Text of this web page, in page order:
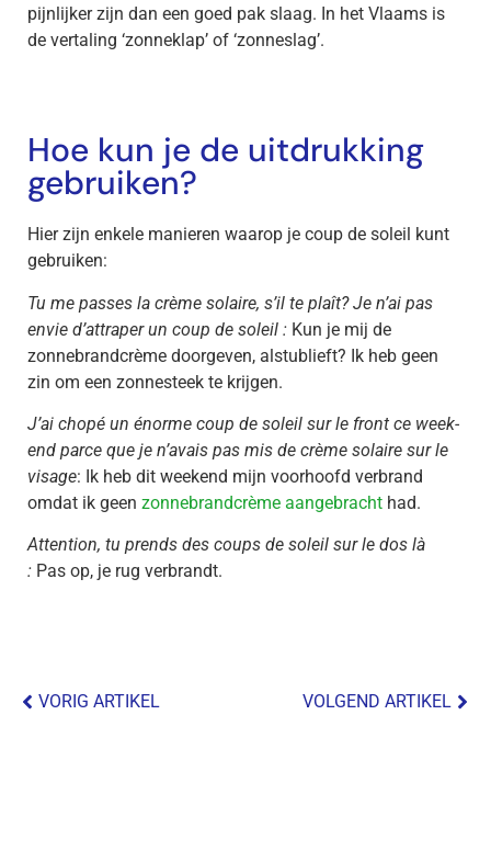
pijnlijker zijn dan een goed pak slaag. In het Vlaams is
de vertaling ‘zonneklap’ of ‘zonneslag’.
Hoe kun je de uitdrukking
gebruiken?
Hier zijn enkele manieren waarop je coup de soleil kunt
gebruiken:
Tu me passes la crème solaire, s’il te plaît? Je n’ai pas
envie d’attraper un coup de soleil : Kun je mij de
zonnebrandcrème doorgeven, alstublieft? Ik heb geen
zin om een zonnesteek te krijgen.
J’ai chopé un énorme coup de soleil sur le front ce week-
end parce que je n’avais pas mis de crème solaire sur le
visage: Ik heb dit weekend mijn voorhoofd verbrand
omdat ik geen zonnebrandcrème aangebracht had.
Attention, tu prends des coups de soleil sur le dos là
: Pas op, je rug verbrandt.
VORIG ARTIKEL VOLGEND ARTIKEL